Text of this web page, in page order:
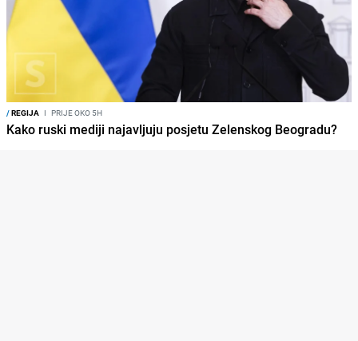
/REGIJA I PRIJE OKO 5H
Kako ruski mediji najavljuju posjetu Zelenskog Beogradu?